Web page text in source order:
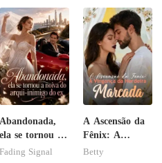
Abandonada,
ela se tornou a
noiva do arqui-
Fading Signal
A Ascensão da
Fênix: A
Vingança da
Betty